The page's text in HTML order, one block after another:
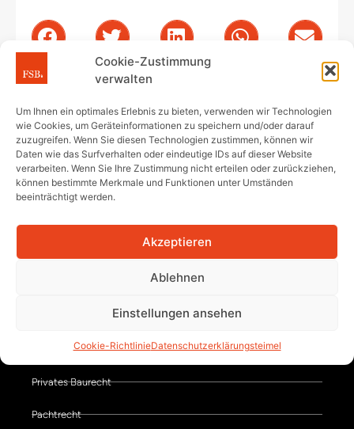
Cookie-Zustimmung
verwalten
Um Ihnen ein optimales Erlebnis zu bieten, verwenden wir Technologien
wie Cookies, um Geräteinformationen zu speichern und/oder darauf
zuzugreifen. Wenn Sie diesen Technologien zustimmen, können wir
Daten wie das Surfverhalten oder eindeutige IDs auf dieser Website
verarbeiten. Wenn Sie Ihre Zustimmung nicht erteilen oder zurückziehen,
können bestimmte Merkmale und Funktionen unter Umständen
beeinträchtigt werden.
Akzeptieren
Ablehnen
Einstellungen ansehen
Cookie-RichtlinieDatenschutzerklärungsteimel
Voriger Artikel
Update: BGH: Klagende Einzeleigentümer verlieren durch die WEG-Reform nicht rückwirkend ihre Klageberechtigung gegen Rechtsverletzungen aus dem Gemeinschaftseigentum
Nächster Artikel
Keine getrennte Beschlusskompetenz für Untergemeinschaften bei Abrechnungen
Tätigkeitsschwerpunkte
Gewerbliches Mietrecht
Wohnraummietrecht
Privates Baurecht
Pachtrecht